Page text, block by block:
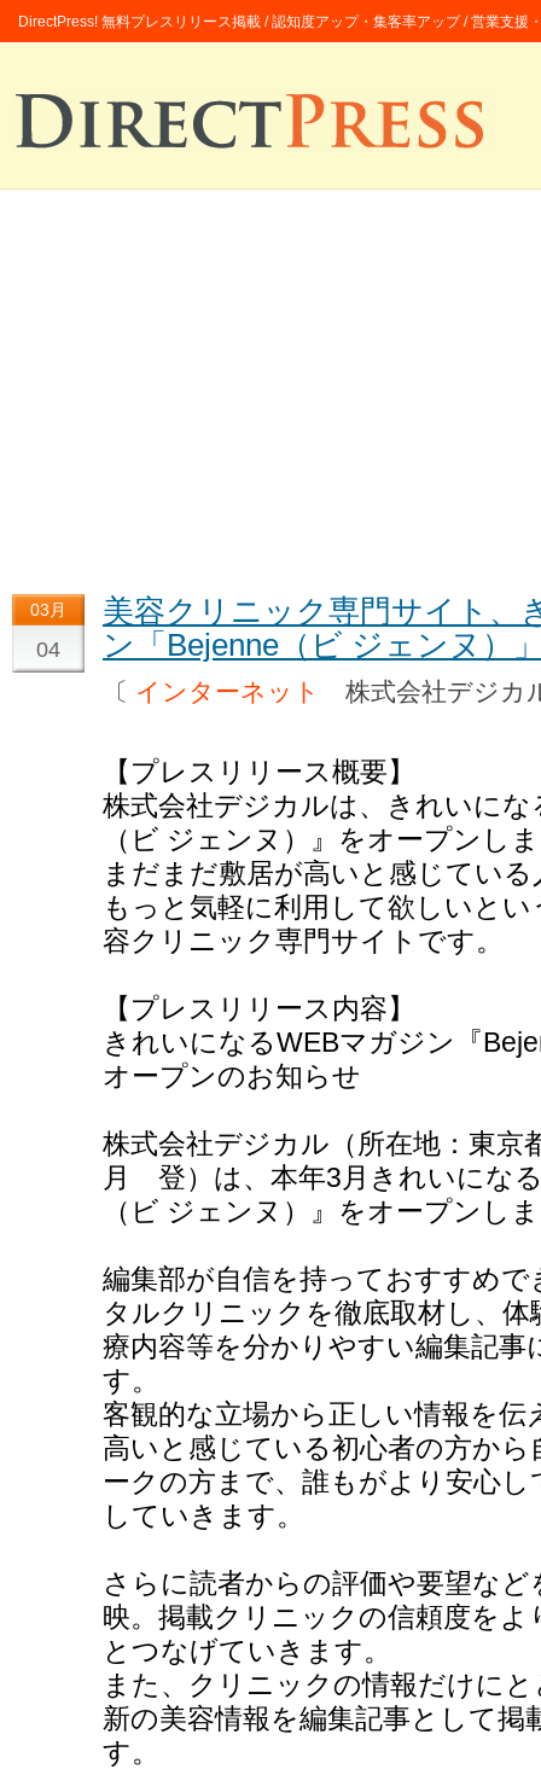
DirectPress! 無料プレスリリース掲載 / 認知度アップ・集客率アップ / 営業支援
03月
04
美容クリニック専門サイト、
ン「Bejenne（ビ ジェンヌ）
〔 インターネット 株式会社デジ
【プレスリリース概要】
株式会社デジカルは、きれいに
（ビ ジェンヌ）』をオープンし
まだまだ敷居が高いと感じてい
もっと気軽に利用して欲しいと
容クリニック専門サイトです。
【プレスリリース内容】
きれいになるWEBマガジン『
オープンのお知らせ
株式会社デジカル（所在地：東
月 登）は、本年3月きれいにな
（ビ ジェンヌ）』をオープンし
編集部が自信を持っておすすめ
タルクリニックを徹底取材し、
療内容等を分かりやすい編集記
す。
客観的な立場から正しい情報を
高いと感じている初心者の方か
ークの方まで、誰もがより安心
していきます。
さらに読者からの評価や要望な
映。掲載クリニックの信頼度をよ
とつなげていきます。
また、クリニックの情報だけに
新の美容情報を編集記事として掲
す。